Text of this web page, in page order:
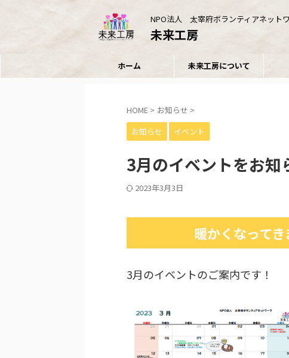
NPO法人 太宰府ボランティアネット
未来工房
ホーム 未来工房について
HOME > お知らせ >
お知らせ
イベント
3月のイベントをお知
2023年3月3日
暖かくなって
3月のイベントのご案内です！